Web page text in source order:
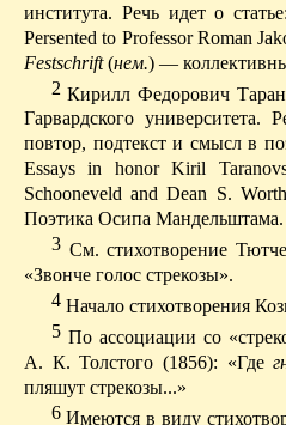
института. Речь идет о статье
Persented to Professor Roman
Festschrift(нем.) —
2Кирилл Федорович
Гарвардского
повтор, подтекст и смысл в
Essays
in honor Kiril
Schooneveld and Dean S. Worth
Поэтика Осипа
3См. стихотворение
«Звонче голос стрекозы».
4Начало стихотворения
5По ассоциации со
А. К. Толстого (1856): «Где
пляшут стрекозы...»
6Имеются в виду